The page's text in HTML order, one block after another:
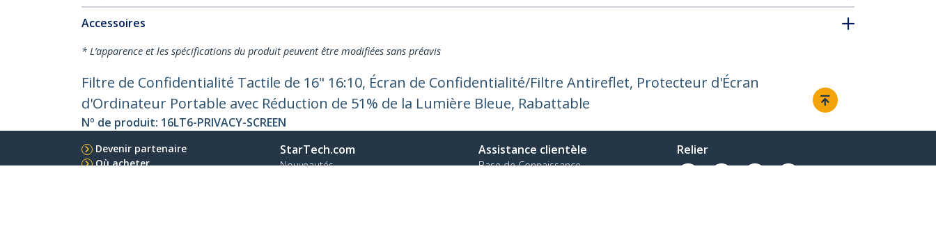
Accessoires
* L’apparence et les spécifications du produit peuvent être modifiées sans préavis
Filtre de Confidentialité Tactile de 16" 16:10, Écran de Confidentialité/Filtre Antireflet, Protecteur d'Écran
d'Ordinateur Portable avec Réduction de 51% de la Lumière Bleue, Rabattable
Nº de produit: 16LT6-PRIVACY-SCREEN
Devenir partenaire
Où acheter
StarTech.com
Nouveautés
Assistance clientèle
Base de Connaissance
Relier